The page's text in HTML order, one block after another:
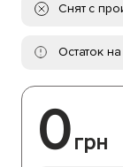
Снят с
Остаток
0грн